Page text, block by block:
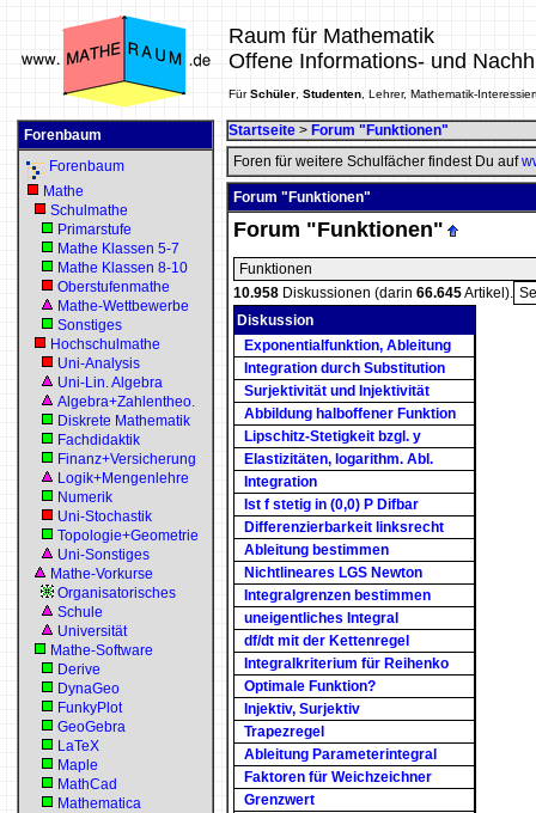
Raum für Mathematik
Offene Informations- und
FürSchüler Studenten , Lehrer, Mathematik-
Forenbaum
Forenbaum
Mathe
Schulmathe
Primarstufe
Mathe Klassen 5-7
Mathe Klassen 8-10
Oberstufenmathe
Mathe-Wettbewerbe
Sonstiges
Hochschulmathe
Uni-Analysis
Uni-Lin. Algebra
Algebra+Zahlentheo.
Diskrete Mathematik
Fachdidaktik
Finanz+Versicherung
Logik+Mengenlehre
Numerik
Uni-Stochastik
Topologie+Geometrie
Uni-Sonstiges
Mathe-Vorkurse
Organisatorisches
Schule
Universität
Mathe-Software
Derive
DynaGeo
FunkyPlot
GeoGebra
LaTeX
Maple
MathCad
Mathematica
Startseite > Forum "Funktionen"
Foren für weitere Schulfächer findest Du auf
Forum "Funktionen"
Forum "Funktionen"
Funktionen
10.958 Diskussionen (darin 66.645Artikel).
Diskussion
Exponentialfunktion, Ableitung
Integration durch Substitution
Surjektivität und Injektivität
Abbildung halboffener Funktion
Lipschitz-Stetigkeit bzgl. y
Elastizitäten, logarithm. Abl.
Integration
Ist f stetig in (0,0) P Difbar
Differenzierbarkeit linksrecht
Ableitung bestimmen
Nichtlineares LGS Newton
Integralgrenzen bestimmen
uneigentliches Integral
df/dt mit der Kettenregel
Integralkriterium für Reihenko
Optimale Funktion?
Injektiv, Surjektiv
Trapezregel
Ableitung Parameterintegral
Faktoren für Weichzeichner
Grenzwert